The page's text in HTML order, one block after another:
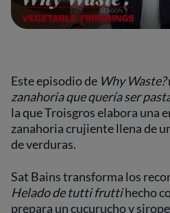
Este episodio de Why Waste?
zanahoria que quería ser
la que Troisgros elabora una
zanahoria crujiente llena de
de verduras.
Sat Bains transforma los
Helado de tutti fruttihecho
prepara un cucurucho y